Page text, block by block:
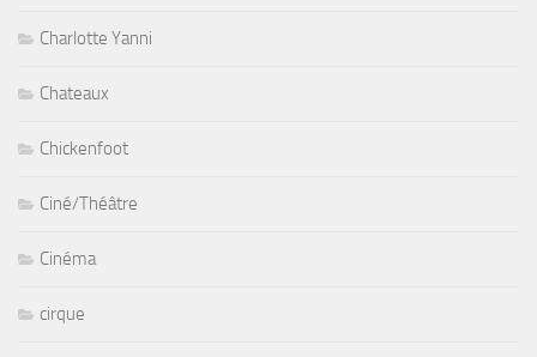
Charlotte Yanni
Chateaux
Chickenfoot
Ciné/Théâtre
Cinéma
cirque